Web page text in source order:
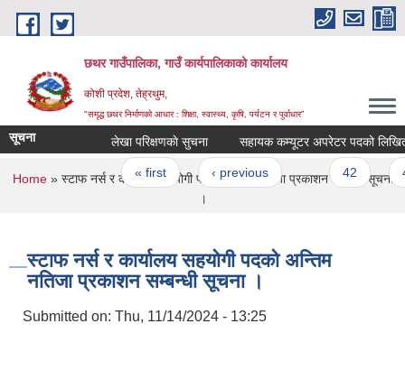
Skip to main content
छथर गाउँपालिका, गाउँ कार्यपालिकाको कार्यालय
कोशी प्रदेश, तेह्रथुम,
"समृद्ध छथर निर्माणको आधार : शिक्षा, स्वास्थ्य, कृषि, पर्यटन र पुर्वाधार”
सूचना लेखा परिक्षणकाे सुचना
Pages
« first ‹ previous … 42 43
You are here
Home» स्टाफ नर्स र कार्यालय सहयोगी पदको अन्तिम नतिजा प्रकाशन सम्बन्धी सूचना
।
स्टाफ नर्स र कार्यालय सहयोगी पदको अन्तिम
नतिजा प्रकाशन सम्बन्धी सूचना ।
Submitted on: Thu, 11/14/2024 - 13:25